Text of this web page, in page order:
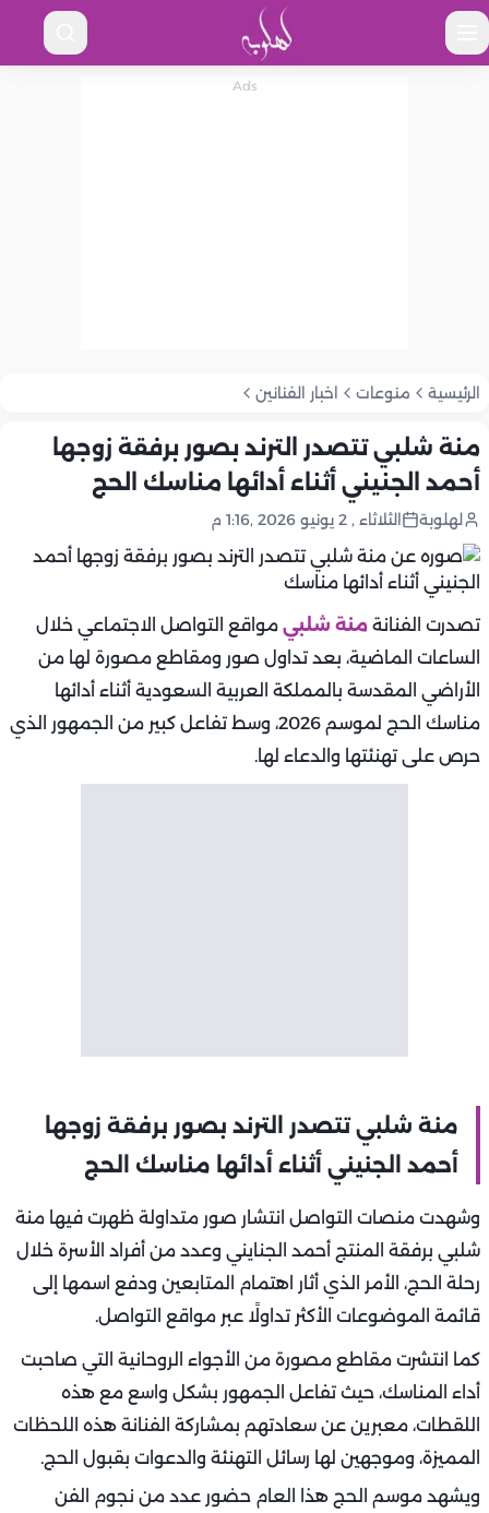
الرئيسية منوعات اخبار الفنانين
منة شلبي تتصدر الترند بصور برفقة زوجها
أحمد الجنيني أثناء أدائها مناسك الحج
لهلوبة الثلاثاء , 2 يونيو 2026 ,1:16 م
تصدرت الفنانة منة شلبي مواقع التواصل الاجتماعي خلال
الساعات الماضية، بعد تداول صور ومقاطع مصورة لها من
الأراضي المقدسة بالمملكة العربية السعودية أثناء أدائها
مناسك الحج لموسم 2026، وسط تفاعل كبير من الجمهور الذي
حرص على تهنئتها والدعاء لها.
منة شلبي تتصدر الترند بصور برفقة زوجها
أحمد الجنيني أثناء أدائها مناسك الحج
وشهدت منصات التواصل انتشار صور متداولة ظهرت فيها منة
شلبي برفقة المنتج أحمد الجنايني وعدد من أفراد الأسرة خلال
رحلة الحج، الأمر الذي أثار اهتمام المتابعين ودفع اسمها إلى
قائمة الموضوعات الأكثر تداولًا عبر مواقع التواصل.
كما انتشرت مقاطع مصورة من الأجواء الروحانية التي صاحبت
أداء المناسك، حيث تفاعل الجمهور بشكل واسع مع هذه
اللقطات، معبرين عن سعادتهم بمشاركة الفنانة هذه اللحظات
المميزة، وموجهين لها رسائل التهنئة والدعوات بقبول الحج.
ويشهد موسم الحج هذا العام حضور عدد من نجوم الفن